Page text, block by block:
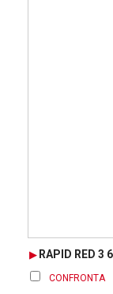
RAPID RED 3
CONFRONTA